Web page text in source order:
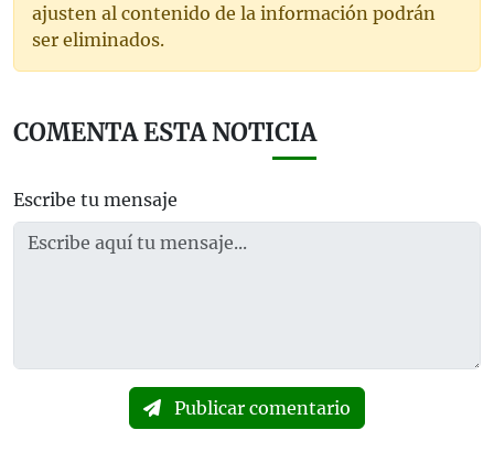
ajusten al contenido de la información podrán
ser eliminados.
COMENTA ESTA NOTICIA
Escribe tu mensaje
Publicar comentario